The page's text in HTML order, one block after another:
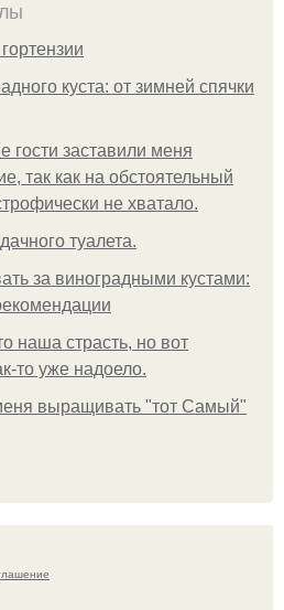
куста: от зимней спячки
гости заставили меня
так как на обстоятельный
не хватало.
туалета.
за виноградными кустами:
наша страсть, но вот
то уже надоело.
выращивать "тот Самый"